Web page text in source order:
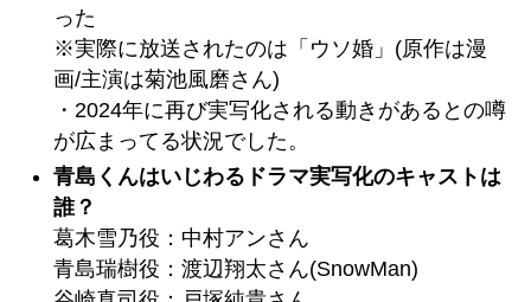
った
※実際に放送されたのは「ウソ婚」(原作は漫
画/主演は菊池風磨さん)
・2024年に再び実写化される動きがあるとの噂
が広まってる状況でした。
青島くんはいじわるドラマ実写化のキャストは
誰？
葛木雪乃役：中村アンさん
青島瑞樹役：渡辺翔太さん(SnowMan)